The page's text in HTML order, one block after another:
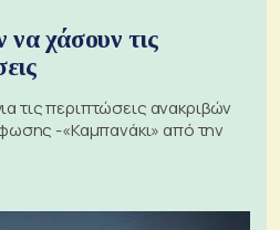
να χάσουν τις
τις περιπτώσεις ανακριβών
-«Καμπανάκι» από την